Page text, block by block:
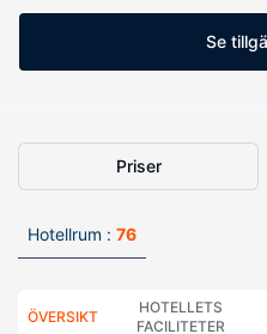
Se
Priser
Hotellrum : 76
ÖVERSIKT
HOTELLETS
FACILITETER